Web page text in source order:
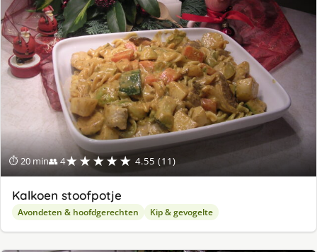
⏱ 20 min👥 4★★★★★ 4.55 (11)
Kalkoen stoofpotje
Avondeten & hoofdgerechten Kip & gevogelte